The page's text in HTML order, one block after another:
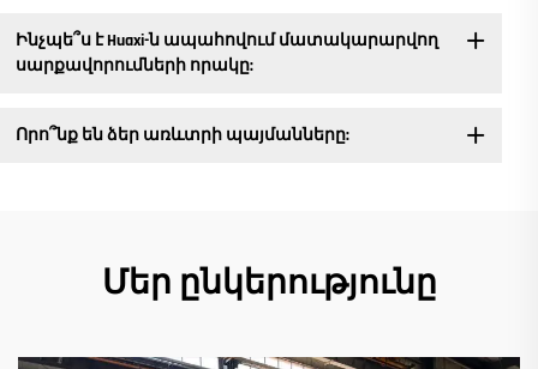
Ինչպե՞ս է Huaxi-ն ապահովում մատակարարվող
սարքավորումների որակը:
Որո՞նք են ձեր առևտրի պայմանները:
Մեր ընկերությունը